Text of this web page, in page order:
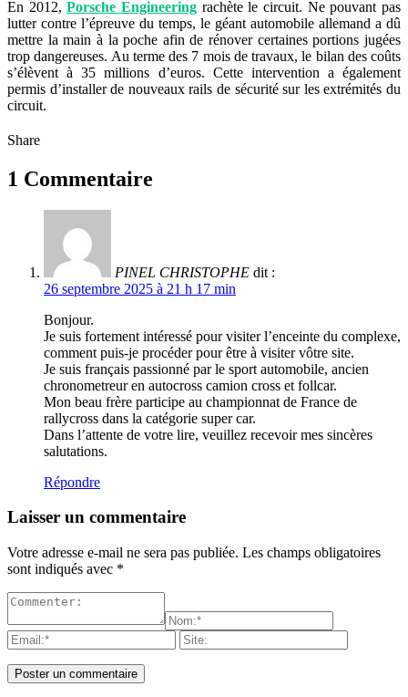
En 2012,Porsche Engineering rachète le circuit. Ne pouvant pas
lutter contre l’épreuve du temps, le géant automobile allemand a dû
mettre la main à la poche afin de rénover certaines portions jugées
trop dangereuses. Au terme des 7 mois de travaux, le bilan des coûts
s’élèvent à 35 millions d’euros. Cette intervention a également
permis d’installer de nouveaux rails de sécurité sur les extrémités du
circuit.
Share
1 Commentaire
PINEL CHRISTOPHE dit :
26 septembre 2025 à 21 h 17 min
Bonjour.
Je suis fortement intéressé pour visiter l’enceinte du complexe,
comment puis-je procéder pour être à visiter vôtre site.
Je suis français passionné par le sport automobile, ancien
chronometreur en autocross camion cross et follcar.
Mon beau frère participe au championnat de France de
rallycross dans la catégorie super car.
Dans l’attente de votre lire, veuillez recevoir mes sincères
salutations.
Répondre
Laisser un commentaire
Votre adresse e-mail ne sera pas publiée. Les champs obligatoires
sont indiqués avec *